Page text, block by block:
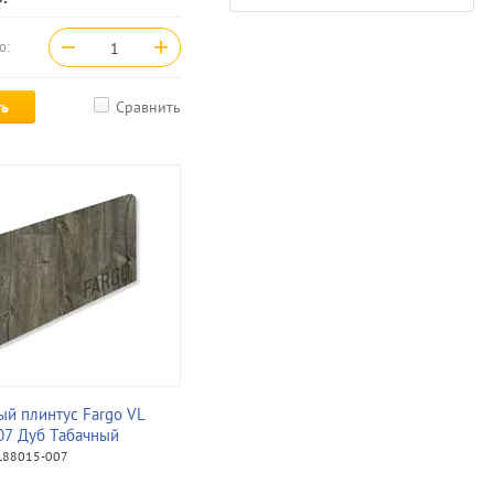
− +
Сравнить
плинтус Fargo VL
Дуб Табачный
007